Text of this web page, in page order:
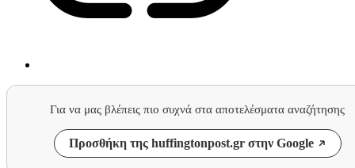
Για να μας βλέπεις πιο συχνά στα αποτελέσματα αναζήτησης
Προσθήκη της huffingtonpost.gr στην Google